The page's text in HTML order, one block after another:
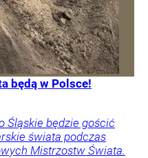
będą w Polsce!
Śląskie będzie gościć
świata podczas
Mistrzostw Świata.